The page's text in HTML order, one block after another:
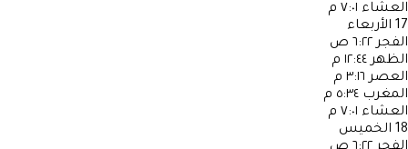
العشاء ٧:٠١ م
17 الأربعاء
الفجر ٦:٢٢ ص
الظهر ١٢:٤٤ م
العصر ٣:١٦ م
المغرب ٥:٣٤ م
العشاء ٧:٠١ م
18 الخميس